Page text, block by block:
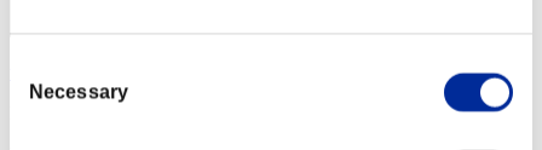
Selection
Necessary